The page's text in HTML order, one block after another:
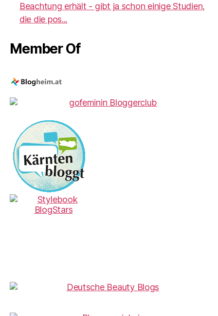
Beachtung erhält - gibt ja schon einige Studien,
die die pos...
Member Of